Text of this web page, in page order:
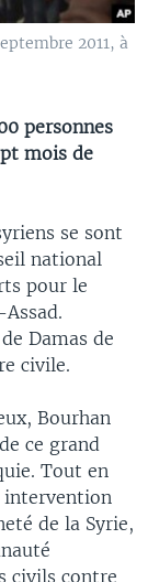
2011, à
personnes
mois de
se sont
national
pour le
Damas de
civile.
Bourhan
ce grand
Tout en
intervention
de la Syrie,
civils contre